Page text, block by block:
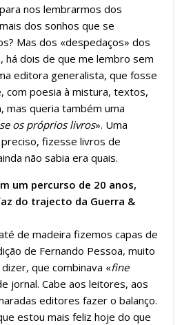
nos lembrarmos dos
dos sonhos que se
Mas dos «despedaços» dos
há dois de que me lembro sem
editora generalista, que fosse
com poesia à mistura, textos,
mas queria também uma
os próprios livros». Uma
fizesse livros de
não sabia era quais.
um percurso de 20 anos,
do trajecto da Guerra &
de madeira fizemos capas de
de Fernando Pessoa, muito
que combinava «fine
jornal. Cabe aos leitores, aos
editores fazer o balanço.
estou mais feliz hoje do que